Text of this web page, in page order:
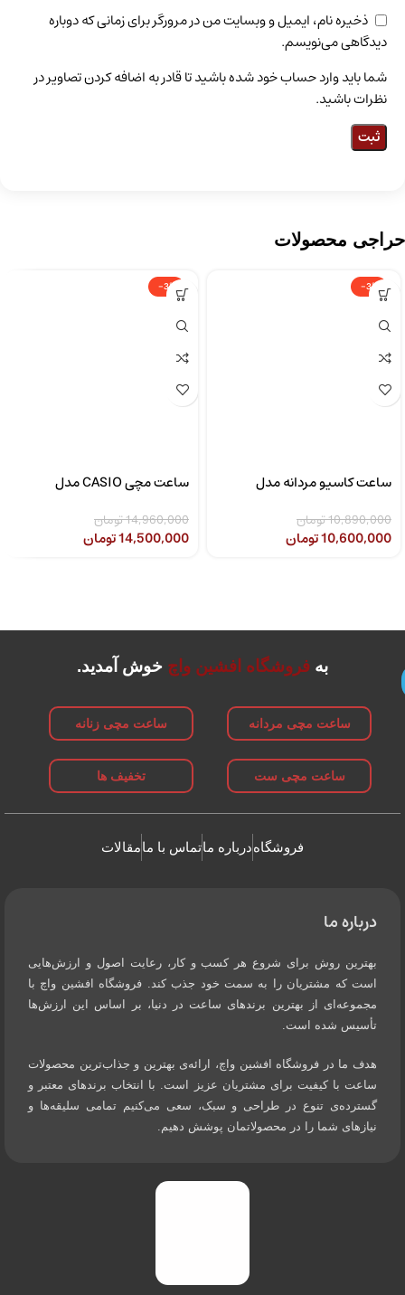
ذخیره نام، ایمیل و وبسایت من در مرورگر برای زمانی که دوباره
دیدگاهی می‌نویسم.
شما باید وارد حساب خود شده باشید تا قادر به اضافه کردن تصاویر در
نظرات باشید.
حراجی محصولات
-3%
ساعت کاسیو مردانه مدل
10,890,000تومان
10,600,000تومان
-3%
ساعت مچی CASIO مدل
14,960,000تومان
14,500,000تومان
به فروشگاه افشین واچ خوش آمدید.
ساعت مچی مردانه ساعت مچی زنانه
ساعت مچی ست تخفیف ها
فروشگاهدرباره ماتماس با مامقالات
درباره ما
بهترین روش برای شروع هر کسب و کار، رعایت اصول و ارزش‌هایی
است که مشتریان را به سمت خود جذب کند. فروشگاه افشین واچ با
مجموعه‌ای از بهترین برندهای ساعت در دنیا، بر اساس این ارزش‌ها
تأسیس شده است.
هدف ما در فروشگاه افشین واچ، ارائه‌ی بهترین و جذاب‌ترین محصولات
ساعت با کیفیت برای مشتریان عزیز است. با انتخاب برندهای معتبر و
گسترده‌ی تنوع در طراحی و سبک، سعی می‌کنیم تمامی سلیقه‌ها و
نیازهای شما را در محصولاتمان پوشش دهیم.